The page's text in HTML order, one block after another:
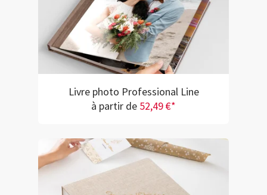
Livre photo Professional Line
à partir de 52,49 €*